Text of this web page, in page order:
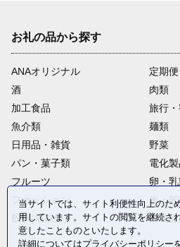
お礼の品から探す
ANAオリジナル
定期便
酒
肉類
加工食品
旅行
魚介類
麺類
日用品・雑貨
野菜
パン・菓子類
電化
フルーツ
卵・
ファッション
米・穀
飲料(酒以外)
返礼
当サイトでは、サイト利便性向上のた
用しています。サイトの閲覧を継続さ
意したことものといたします。
詳細についてはプライバシーポリシー